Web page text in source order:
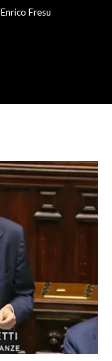
Enrico Fresu